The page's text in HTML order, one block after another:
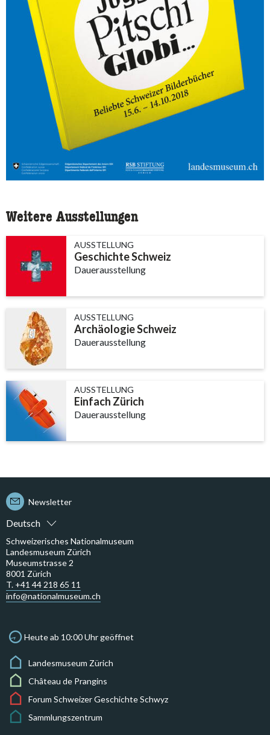
Weitere Ausstellungen
AUSSTELLUNG
Geschichte Schweiz
Dauerausstellung
AUSSTELLUNG
Archäologie Schweiz
Dauerausstellung
AUSSTELLUNG
Einfach Zürich
Dauerausstellung
Deutsch
Newsletter
Schweizerisches Nationalmuseum
Landesmuseum Zürich
Museumstrasse 2
8001 Zürich
T. +41 44 218 65 11
info@nationalmuseum.ch
Heute ab 10:00 Uhr geöffnet
Landesmuseum Zürich
Château de Prangins
Forum Schweizer Geschichte Schwyz
Sammlungszentrum